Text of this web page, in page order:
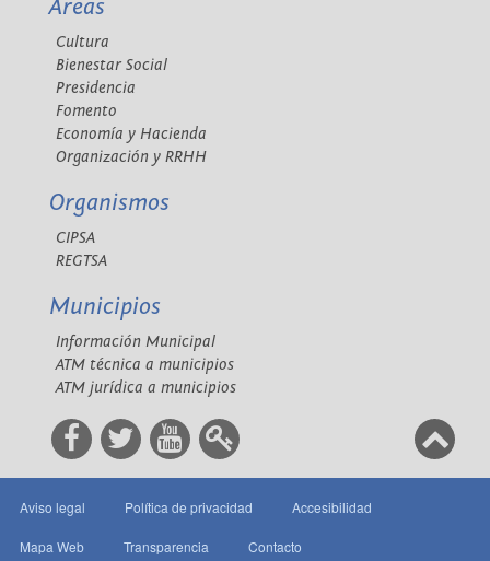
Áreas
Cultura
Bienestar Social
Presidencia
Fomento
Economía y Hacienda
Organización y RRHH
Organismos
CIPSA
REGTSA
Municipios
Información Municipal
ATM técnica a municipios
ATM jurídica a municipios
Aviso legal Política de privacidad Accesibilidad
Mapa Web Transparencia Contacto